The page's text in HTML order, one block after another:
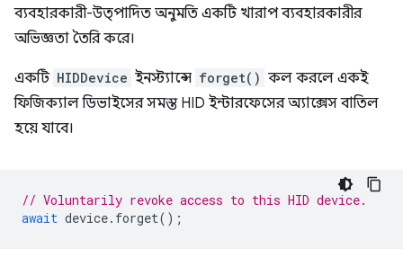
ব্যবহারকারী-উত্পাদিত অনুমতি একটি খারাপ ব্যবহারকারীর
অভিজ্ঞতা তৈরি করে।
একটি HIDDevice ইনস্ট্যান্সে forget() কল করলে একই
ফিজিক্যাল ডিভাইসের সমস্ত HID ইন্টারফেসের অ্যাক্সেস বাতিল
হয়ে যাবে।
// Voluntarily revoke access to this HID device.
await device. forget();